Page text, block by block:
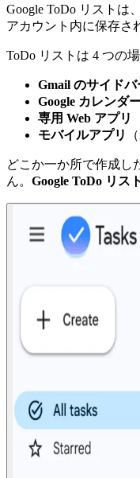
Google ToDo リストは
アカウント内に保存さ
ToDo リストは 4 つの
Gmail のサイドバ
Google カレンダ
専用 Web アプリ
モバイルアプリ
どこか一か所で作成し
ん。 Google ToDo リス